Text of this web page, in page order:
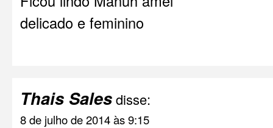
delicado e feminino
Thais Salesdisse:
8 de julho de 2014 às 9:15